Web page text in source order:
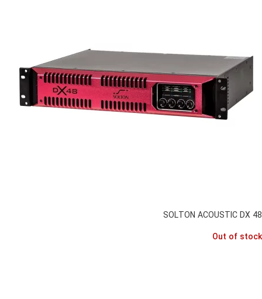
SOLTON ACOUSTIC DX 48
Out of stock